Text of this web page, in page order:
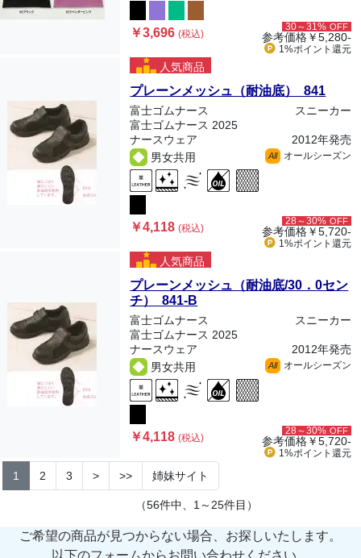
￥3,696(税込)
30～31% OFF
参考価格￥5,280-
1%ポイント 還元
人気商品
プレーンメッシュ（耐油底） 841
富士ゴムナース
スニーカー
富士ゴムナース 2025
ナースウェア
2012年発売
男女共用
All オールシーズン
￥4,118(税込)
28～30% OFF
参考価格￥5,720-
1%ポイント 還元
人気商品
プレーンメッシュ（耐油底/30．0セン
チ） 841-B
富士ゴムナース
スニーカー
富士ゴムナース 2025
ナースウェア
2012年発売
男女共用
All オールシーズン
￥4,118(税込)
28～30% OFF
参考価格￥5,720-
1%ポイント 還元
1 2 3 > >> 姉妹サイト
（56件中、1～25件目）
ご希望の商品が見つからない場合、お探しいたします。